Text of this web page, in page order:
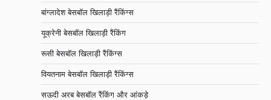
बांग्लादेश बेसबॉल खिलाड़ी रैंकिंग्स
यूक्रेनी बेसबॉल खिलाड़ी रैंकिंग
रूसी बेसबॉल खिलाड़ी रैंकिंग्स
वियतनाम बेसबॉल खिलाड़ी रैंकिंग्स
सऊदी अरब बेसबॉल रैंकिंग और आंकड़े